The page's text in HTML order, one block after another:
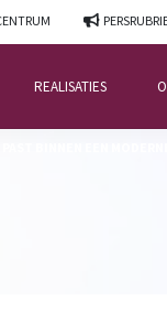
REALISATIES
BINNEN EEN